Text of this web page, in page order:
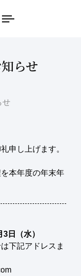
らせ
せ
申し上げます。
本年度の年末年
日（水）
下記アドレスま